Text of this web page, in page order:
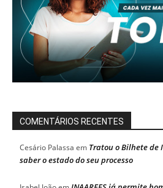
COMENTÁRIOS RECENTES
Cesário Palassa em Tratou o Bilhete de
saber o estado do seu processo